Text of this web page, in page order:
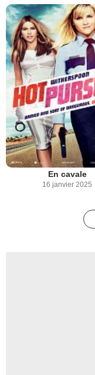
En cavale
16 janvier 2025